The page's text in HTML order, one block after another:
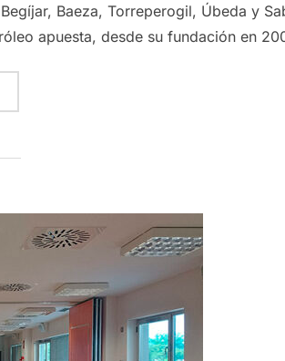
Baeza, Torreperogil, Úbeda y
apuesta, desde su fundación en
INTERÓLEO VUELVE A SER